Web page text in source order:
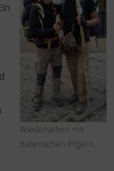
Wiedersehen mit
italienischen Pilgern.